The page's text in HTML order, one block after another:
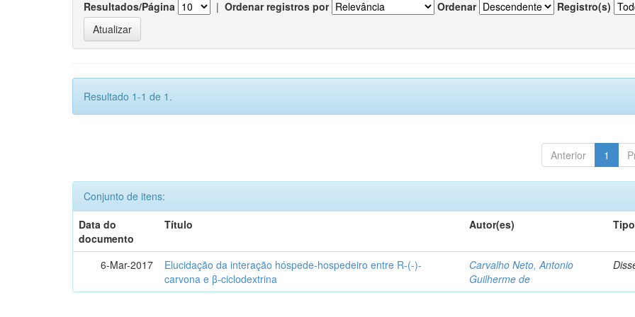
Resultados/Página | Ordenar registros por Ordenar Registro(s)
Resultado 1-1 de 1.
Anterior 1
Conjunto de itens:
Data do
documento
Título Autor(es) Tipo
6-Mar-2017
Elucidação da interação hóspede-hospedeiro entre R-(-)-
carvona e β-ciclodextrina
Carvalho Neto, Antonio
Guilherme de